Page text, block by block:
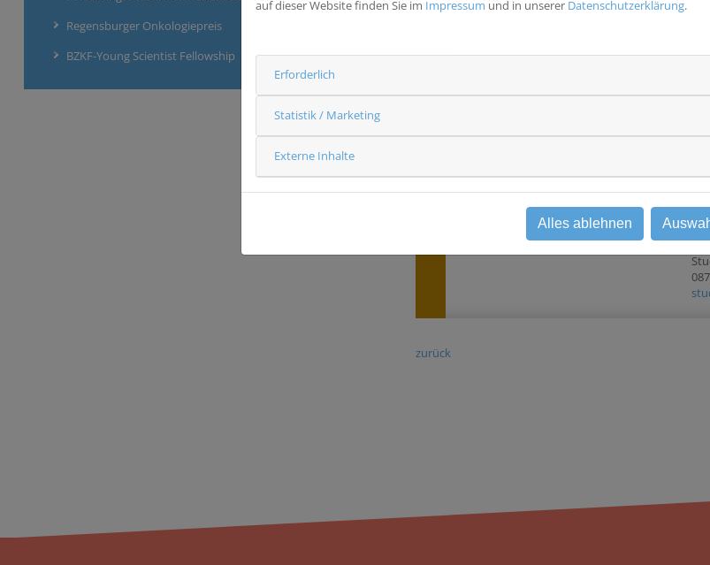
Regensburger Onkologiepreis
BZKF-Young Scientist Fellowship
(JADE – Registerplattform Leberkrebs)
Krankheitsentität(en)
Studientyp
rekrutierend
zurück
auf dieser Website finden Sie im Impressum und in unserer Datenschutzerklärung.
Erforderlich
Statistik / Marketing
Externe Inhalte
Alles ablehnen